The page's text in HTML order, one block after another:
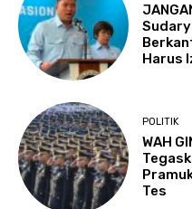
Harus
POLITIK
WAH
Tes